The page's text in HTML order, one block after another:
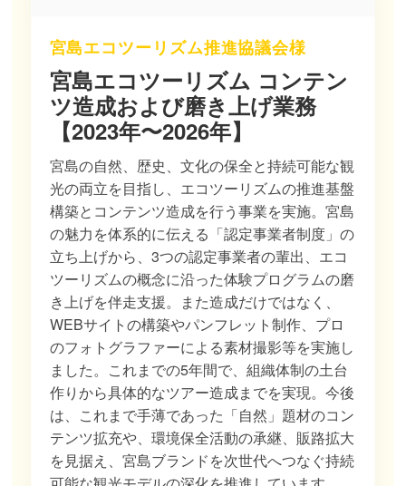
宮島エコツーリズム推進協議会様
宮島エコツーリズム コンテン
ツ造成および磨き上げ業務
【2023年〜2026年】
宮島の自然、歴史、文化の保全と持続可能な観
光の両立を目指し、エコツーリズムの推進基盤
構築とコンテンツ造成を行う事業を実施。宮島
の魅力を体系的に伝える「認定事業者制度」の
立ち上げから、3つの認定事業者の輩出、エコ
ツーリズムの概念に沿った体験プログラムの磨
き上げを伴走支援。また造成だけではなく、
WEBサイトの構築やパンフレット制作、プロ
のフォトグラファーによる素材撮影等を実施し
ました。これまでの5年間で、組織体制の土台
作りから具体的なツアー造成までを実現。今後
は、これまで手薄であった「自然」題材のコン
テンツ拡充や、環境保全活動の承継、販路拡大
を見据え、宮島ブランドを次世代へつなぐ持続